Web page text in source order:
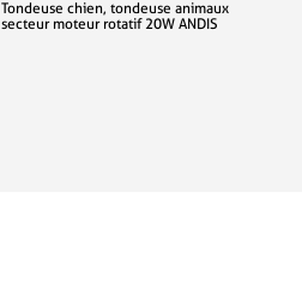
Tondeuse chien, tondeuse animaux
secteur moteur rotatif 20W ANDIS